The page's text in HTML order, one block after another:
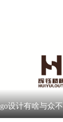
设计有啥与众